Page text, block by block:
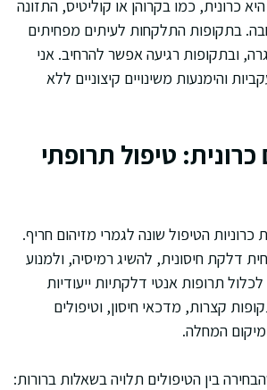
כרונית, כמו בקרוהן או קוליטיס, התזונה
בתקופות התלקחות לעיתים מפחיתים
ובתקופות רגיעה אפשר להרחיב. אני
והימנעות משינויים קיצוניים ללא
טיפול תרופתי
הטיפול שונה לגמרי מזיהום חריף.
דלקת חיסונית, להשיג רמיסיה, ולמנוע
לכלול תרופות אנטי דלקתיות ייעודיות
קצרות, מדכאי חיסון, וטיפולים
המחלה.
בין הטיפולים תלויה בשאלות ברורות: